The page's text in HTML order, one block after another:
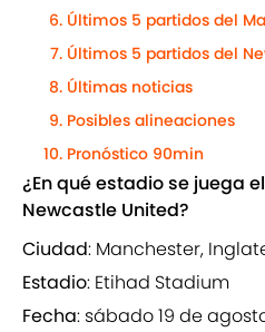
Últimos 5 partidos del
Últimos 5 partidos del
Últimas noticias
Posibles alineaciones
Pronóstico 90min
¿En qué estadio se juega
Newcastle United?
Ciudad: Manchester,
Estadio: Etihad Stadium
Fecha: sábado 19 de